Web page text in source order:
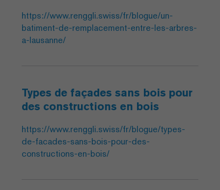
https://www.renggli.swiss/fr/blogue/un-
batiment-de-remplacement-entre-les-arbres-
a-lausanne/
Types de façades sans bois pour
des constructions en bois
https://www.renggli.swiss/fr/blogue/types-
de-facades-sans-bois-pour-des-
constructions-en-bois/